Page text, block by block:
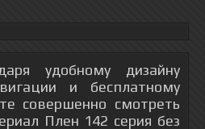
удобному дизайну
и бесплатному
совершенно смотреть
Плен 142 серия без